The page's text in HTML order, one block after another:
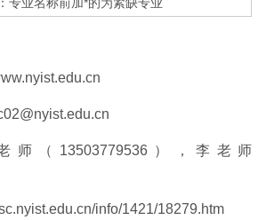
（13503779536），李老师
info/1421/18279.htm